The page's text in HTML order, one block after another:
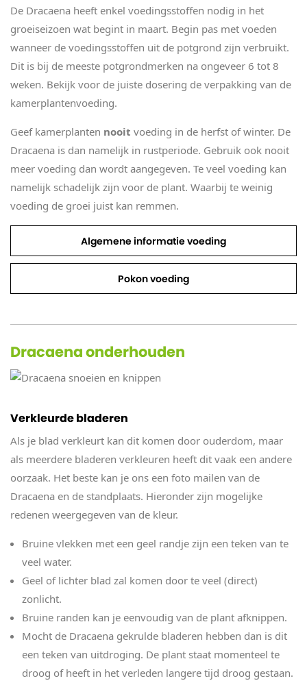
De Dracaena heeft enkel voedingsstoffen nodig in het
groeiseizoen wat begint in maart. Begin pas met voeden
wanneer de voedingsstoffen uit de potgrond zijn verbruikt.
Dit is bij de meeste potgrondmerken na ongeveer 6 tot 8
weken. Bekijk voor de juiste dosering de verpakking van de
kamerplantenvoeding.
Geef kamerplanten nooit voeding in de herfst of winter. De
Dracaena is dan namelijk in rustperiode. Gebruik ook nooit
meer voeding dan wordt aangegeven. Te veel voeding kan
namelijk schadelijk zijn voor de plant. Waarbij te weinig
voeding de groei juist kan remmen.
Algemene informatie voeding
Pokon voeding
Dracaena onderhouden
Verkleurde bladeren
Als je blad verkleurt kan dit komen door ouderdom, maar
als meerdere bladeren verkleuren heeft dit vaak een andere
oorzaak. Het beste kan je ons een foto mailen van de
Dracaena en de standplaats. Hieronder zijn mogelijke
redenen weergegeven van de kleur.
Bruine vlekken met een geel randje zijn een teken van te
veel water.
Geel of lichter blad zal komen door te veel (direct)
zonlicht.
Bruine randen kan je eenvoudig van de plant afknippen.
Mocht de Dracaena gekrulde bladeren hebben dan is dit
een teken van uitdroging. De plant staat momenteel te
droog of heeft in het verleden langere tijd droog gestaan.